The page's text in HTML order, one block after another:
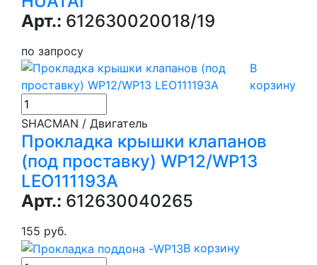
Арт.: 612630020018/19
по запросу
В
корзину
SHACMAN / Двигатель
Прокладка крышки клапанов
(под проставку) WP12/WP13
LEO111193A
Арт.: 612630040265
155 руб.
В корзину